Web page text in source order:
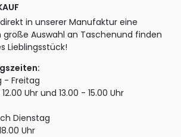
in unserer Manufaktur eine
große Auswahl an Taschenund finden
Lieblingsstück!
Freitag
Uhr und 13.00 - 15.00 Uhr
Dienstag
Uhr